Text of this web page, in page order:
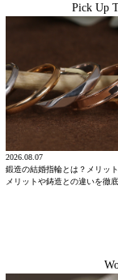
Pick Up
2026.08.07
鍛造の結婚指輪とは？メリッ
メリットや鋳造との違いを徹